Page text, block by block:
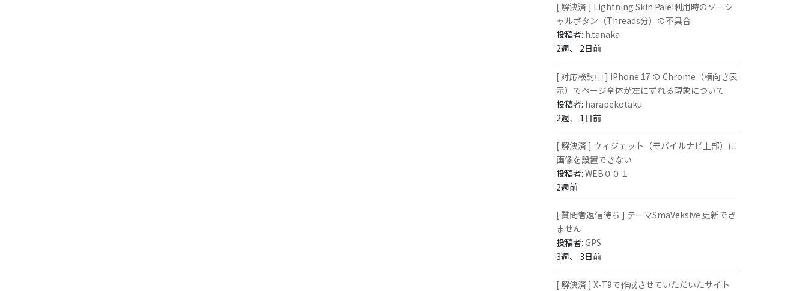
[ 解決済 ] Lightning Skin Palel利用時のソーシ
ャルボタン（Threads分）の不具合
投稿者: h.tanaka
2週、 2日前
[ 対応検討中 ] iPhone 17 の Chrome（横向き表
示）でページ全体が左にずれる現象について
投稿者: harapekotaku
2週、 1日前
[ 解決済 ] ウィジェット（モバイルナビ上部）に
画像を設置できない
投稿者:WEB００１
2週前
[ 質問者返信待ち ] テーマSmaVeksive 更新でき
ません
投稿者:GPS
3週、 3日前
[ 解決済 ] X-T9で作成させていただいたサイト